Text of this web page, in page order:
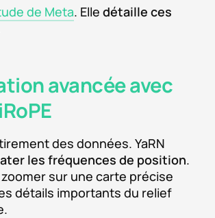
de Meta. Elle détaille ces
avancée avec
des données. YaRN
les fréquences de position.
sur une carte précise
détails importants du relief